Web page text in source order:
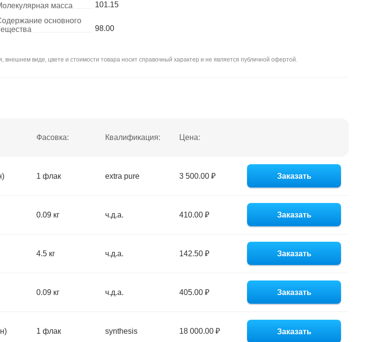
масса
101.15
основного
98.00
внешнем виде, цвете и стоимости товара носит справочный характер и не является публичной офертой.
Фасовка: Квалификация: Цена:
1 флак extra pure 3 500.00 ₽ Заказать
0.09 кг ч.д.а. 410.00 ₽ Заказать
4.5 кг ч.д.а. 142.50 ₽ Заказать
0.09 кг ч.д.а. 405.00 ₽ Заказать
1 флак synthesis 18 000.00 ₽ Заказать